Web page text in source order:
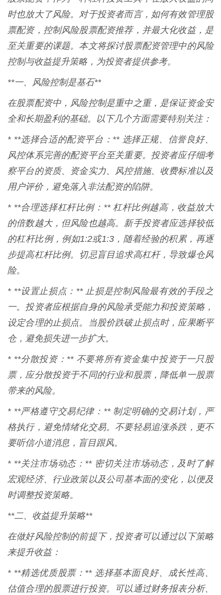
时也放大了风险。对于投资者而言，如何有效管理股
票配资，控制风险股票配资推荐，并最大化收益，是
至关重要的课题。本文将探讨股票配资管理中的风险
控制与收益提升策略，为投资者提供参考。
**一、风险控制是基石**
在股票配资中，风险控制是重中之重，是保证资金安
全和长期盈利的基础。以下几个方面需要特别关注：
* **选择合适的配资平台：** 选择正规、信誉良好、
风控体系完善的配资平台至关重要。投资者应仔细考
察平台的资质、资金实力、风控措施、收费标准以及
用户评价，避免落入非法配资的陷阱。
* **合理选择杠杆比例：** 杠杆比例越高，收益放大
的倍数越大，但风险也越高。新手投资者应选择较低
的杠杆比例，例如1:2或1:3，随着经验的积累，再逐
步提高杠杆比例。切忌盲目追求高杠杆，导致爆仓风
险。
* **设置止损点：** 止损是控制风险最有效的手段之
一。投资者应根据自身的风险承受能力和投资策略，
设定合理的止损点。当股价跌破止损点时，应果断平
仓，避免损失进一步扩大。
* **分散投资：** 不要将所有资金集中投资于一只股
票，应分散投资于不同的行业和股票，降低单一股票
带来的风险。
* **严格遵守交易纪律：** 制定明确的交易计划，严
格执行，避免情绪化交易。不要轻易追涨杀跌，更不
要听信小道消息，盲目跟风。
* **关注市场动态：** 密切关注市场动态，及时了解
宏观经济、行业政策以及公司基本面的变化，以便及
时调整投资策略。
**二、收益提升策略**
在做好风险控制的前提下，投资者可以通过以下策略
来提升收益：
* **精选优质股票：** 选择基本面良好、成长性高、
估值合理的股票进行投资。可以通过财务报表分析、